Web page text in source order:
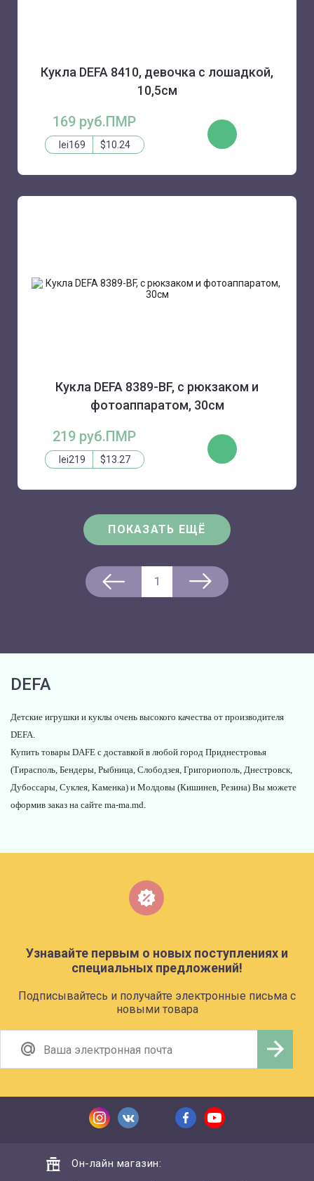
Кукла DEFA 8410, девочка с лошадкой,
10,5см
169 руб.ПМР
lei169 $10.24
КУПИТЬ
Кукла DEFA 8389-BF, с рюкзаком и
фотоаппаратом, 30см
219 руб.ПМР
lei219 $13.27
КУПИТЬ
1
ПОКАЗАТЬ ЕЩЁ
DEFA
Детские игрушки и куклы очень высокого качества от производителя
DEFA.
Купить товары DAFE с доставкой в любой город Приднестровья
(Тирасполь, Бендеры, Рыбница, Слободзея, Григориополь, Днестровск,
Дубоссары, Суклея, Каменка) и Молдовы (Кишинев, Резина) Вы можете
оформив заказ на сайте ma-ma.md.
Узнавайте первым о новых поступлениях и
специальных предложений!
Подписывайтесь и получайте электронные письма с
новыми товара
Он-лайн магазин: